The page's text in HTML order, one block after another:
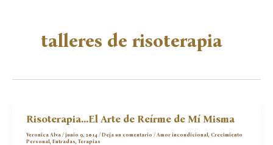
talleres de risoterapia
Risoterapia…El Arte de Reírme de Mí Misma
Veronica Alva/junio 9, 2014/Deja un comentario /Amor incondicional,Crecimiento
Personal,Entradas,Terapias